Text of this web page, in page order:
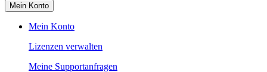
Mein Konto
Mein Konto
Lizenzen verwalten
Meine Supportanfragen